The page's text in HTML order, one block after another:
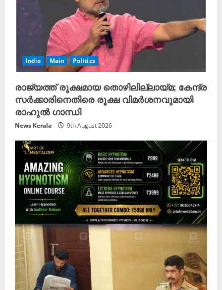
India Main Politics
രാജ്യത്ത് രൂക്ഷമായ തൊഴിലില്ലായ്മ; കേന്ദ്ര
സർക്കാരിനെതിരെ രൂക്ഷ വിമർശനവുമായി
രാഹുൽ ഗാന്ധി
News Kerala 9th August 2026